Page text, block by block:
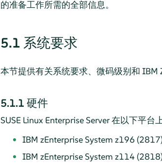
的准备工作所需的全部信息。
5.1 系统要求
本节提供有关系统要求、微码级别和 IBM
5.1.1 硬件
SUSE Linux Enterprise Server在以下平台
IBM zEnterprise System z196
IBM zEnterprise System z114